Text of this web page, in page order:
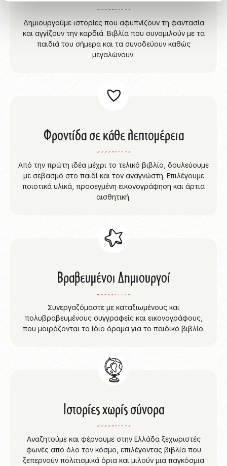
Δημιουργούμε ιστορίες που αφυπνίζουν τη φαντασία
και αγγίζουν την καρδιά. Βιβλία που συνομιλούν με τα
παιδιά του σήμερα και τα συνοδεύουν καθώς
μεγαλώνουν.
Φροντίδα σε κάθε λεπτομέρεια
Από την πρώτη ιδέα μέχρι το τελικό βιβλίο, δουλεύουμε
με σεβασμό στο παιδί και τον αναγνώστη. Επιλέγουμε
ποιοτικά υλικά, προσεγμένη εικονογράφηση και άρτια
αισθητική.
Βραβευμένοι Δημιουργοί
Συνεργαζόμαστε με καταξιωμένους και
πολυβραβευμένους συγγραφείς και εικονογράφους,
που μοιράζονται το ίδιο όραμα για το παιδικό βιβλίο.
Ιστορίες χωρίς σύνορα
Αναζητούμε και φέρνουμε στην Ελλάδα ξεχωριστές
φωνές από όλο τον κόσμο, επιλέγοντας βιβλία που
ξεπερνούν πολιτισμικά όρια και μιλούν μια παγκόσμια